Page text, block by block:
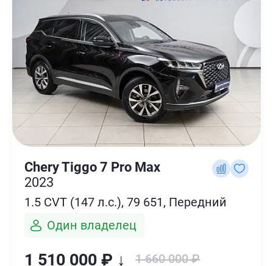
Chery Tiggo 7 Pro Max
2023
1.5 CVT (147 л.с.), 79 651, Передний
Один владелец
1 510 000 ₽ ↓ 1 660 000 ₽